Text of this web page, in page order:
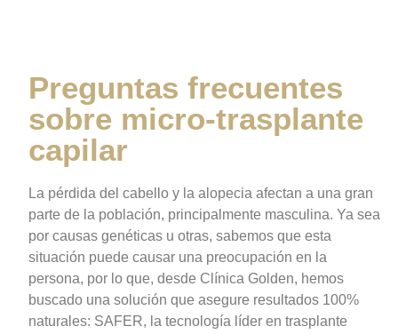
Preguntas frecuentes
sobre micro-trasplante
capilar
La pérdida del cabello y la alopecia afectan a una gran
parte de la población, principalmente masculina. Ya sea
por causas genéticas u otras, sabemos que esta
situación puede causar una preocupación en la
persona, por lo que, desde Clínica Golden, hemos
buscado una solución que asegure resultados 100%
naturales: SAFER, la tecnología líder en trasplante